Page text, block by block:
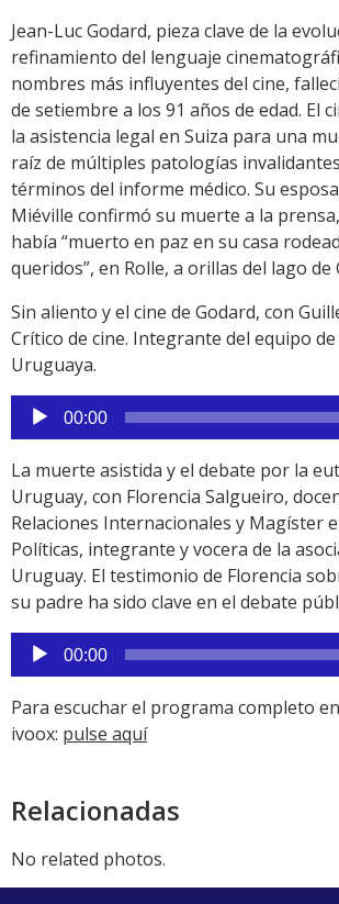
Jean-Luc Godard, pieza clave de la
refinamiento del lenguaje
nombres más influyentes del cine,
de setiembre a los 91 años de edad. El
la asistencia legal en Suiza para una
raíz de múltiples patologías
términos del informe médico. Su
Miéville confirmó su muerte a la
había “muerto en paz en su casa
queridos”, en Rolle, a orillas del lago de
Sin aliento y el cine de Godard, con
Crítico de cine. Integrante del equipo de
Uruguaya.
Reproductor
audio
00:00
La muerte asistida y el debate por la
Uruguay, con Florencia Salgueiro,
Relaciones Internacionales y Magíster
Políticas, integrante y vocera de la
Uruguay. El testimonio de Florencia
su padre ha sido clave en el debate
Reproductor
audio
00:00
Para escuchar el programa completo
ivoox: pulse aquí
Relacionadas
No related photos.